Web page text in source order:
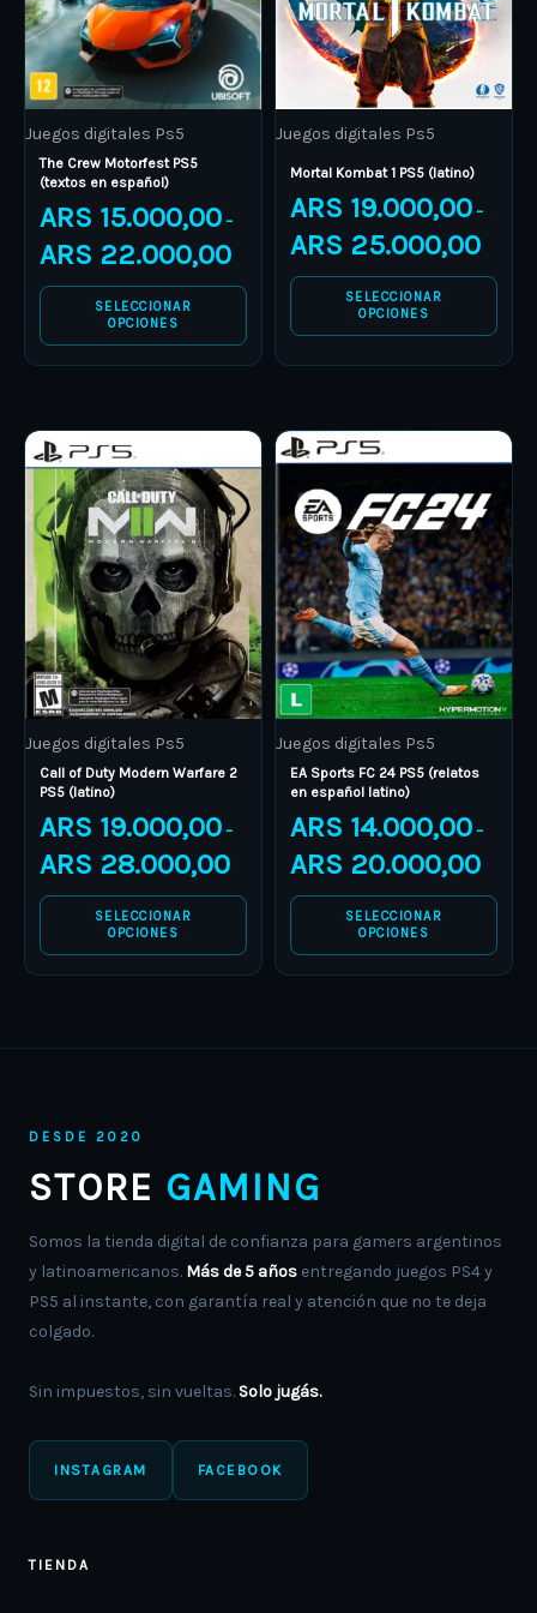
Juegos digitales Ps5
The Crew Motorfest PS5
(textos en español)
ARS 15.000,00 –
ARS 22.000,00
SELECCIONAR
OPCIONES
options
may
be
chosen
on
the
product
Juegos digitales Ps5
Mortal Kombat 1 PS5 (latino)
ARS 19.000,00 –
ARS 25.000,00
SELECCIONAR
OPCIONES
options
be
chosen
on
the
product
page
Juegos digitales Ps5
Call of Duty Modern Warfare 2
PS5 (latino)
ARS 19.000,00 –
ARS 28.000,00
Price
through
ARS 28.000,00
SELECCIONAR
OPCIONES
This
product
has
multiple
variants.
The
options
may
be
chosen
on
the
product
Juegos digitales Ps5
EA Sports FC 24 PS5 (relatos
en español latino)
ARS 14.000,00 –
ARS 20.000,00
Price
through
ARS
SELECCIONAR
OPCIONES
This
has
multiple
variants.
The
options
may
be
chosen
on
the
product
DESDE 2020
STORE GAMING
Somos la tienda digital de confianza para gamers argentinos
y latinoamericanos. Más de 5 años entregando juegos PS4 y
PS5 al instante, con garantía real y atención que no te deja
colgado.
Sin impuestos, sin vueltas. Solo jugás.
INSTAGRAM FACEBOOK
TIENDA